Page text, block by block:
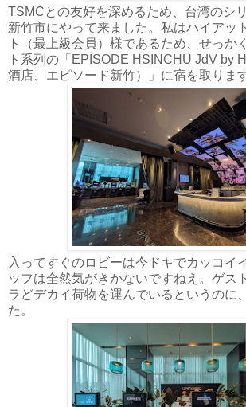
TSMCとの友好を深めるため、台湾のシ
新竹市にやって来ました。私はハイアッ
ト（最上級会員）様であるため、せっか
ト系列の「EPISODE HSINCHU JdV by
酒店、エピソード新竹）」に宿を取ります
入ってすぐのロビーは今ドキでカッコイ
ッフは全然気がきかないですねえ。ゲス
ラどデカイ荷物を運んでいるというのに
た。